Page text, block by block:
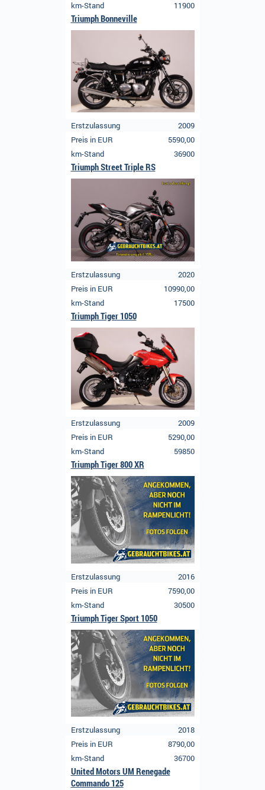
km-Stand 11900
Triumph Bonneville
Erstzulassung
2009
Preis in EUR
5590,00
km-Stand
36900
Triumph Street Triple RS
Erstzulassung
2020
Preis in EUR
10990,00
km-Stand
17500
Triumph Tiger 1050
Erstzulassung
2009
Preis in EUR
5290,00
km-Stand
59850
Triumph Tiger 800 XR
Erstzulassung
2016
Preis in EUR
7590,00
km-Stand
30500
Triumph Tiger Sport 1050
Erstzulassung
2018
Preis in EUR
8790,00
km-Stand
36700
United Motors UM Renegade
Commando 125